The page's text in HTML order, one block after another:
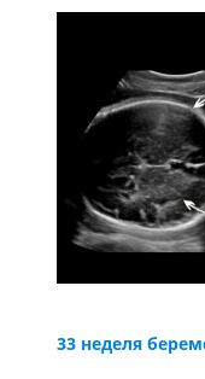
33 неделя